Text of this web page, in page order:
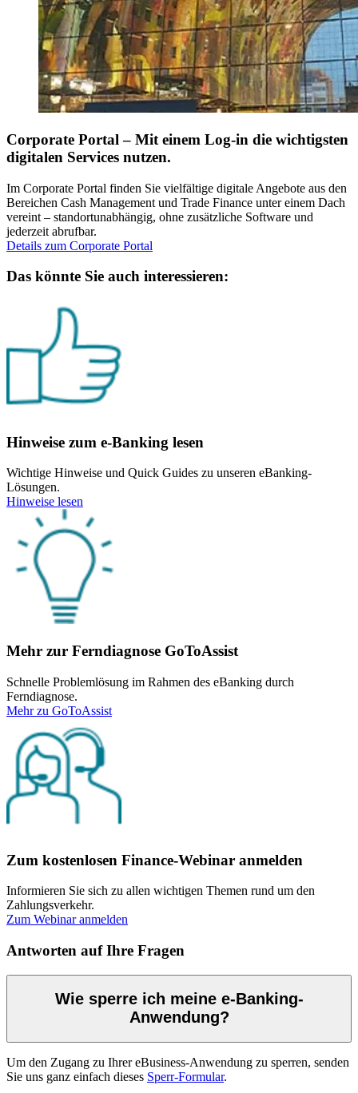
Corporate Portal – Mit einem Log-in die wichtigsten
digitalen Services nutzen.
Im Corporate Portal finden Sie vielfältige digitale Angebote aus den
Bereichen Cash Management und Trade Finance unter einem Dach
vereint – standortunabhängig, ohne zusätzliche Software und
jederzeit abrufbar.
Details zum Corporate Portal
Das könnte Sie auch interessieren:
Hinweise zum e-Banking lesen
Wichtige Hinweise und Quick Guides zu unseren eBanking-
Lösungen.
Hinweise lesen
Mehr zur Ferndiagnose GoToAssist
Schnelle Problemlösung im Rahmen des eBanking durch
Ferndiagnose.
Mehr zu GoToAssist
Zum kostenlosen Finance-Webinar anmelden
Informieren Sie sich zu allen wichtigen Themen rund um den
Zahlungsverkehr.
Zum Webinar anmelden
Antworten auf Ihre Fragen
Wie sperre ich meine e-Banking-
Anwendung?
Um den Zugang zu Ihrer eBusiness-Anwendung zu sperren, senden
Sie uns ganz einfach dieses Sperr-Formular.